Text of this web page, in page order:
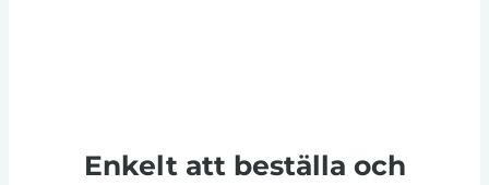
Enkelt att beställa och